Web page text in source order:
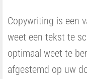
Copywriting is een
weet een tekst te
optimaal weet te
afgestemd op uw